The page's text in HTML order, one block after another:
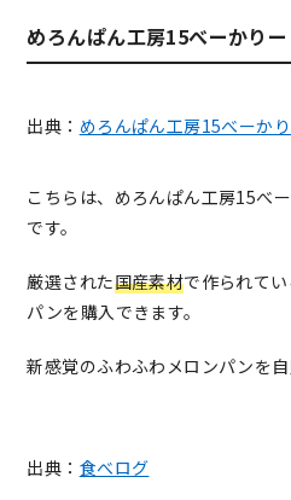
めろんぱん工房15べーかりー
出典： めろんぱん工房15べーか
こちらは、めろんぱん工房15べ
です。
厳選された国産素材で作られて
パンを購入できます。
新感覚のふわふわメロンパンを
出典： 食べログ